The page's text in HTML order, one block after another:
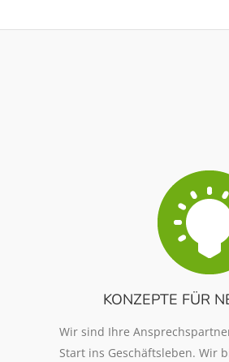
KONZEPTE FÜR
Wir sind Ihre
Start ins Geschäftsleben. Wir